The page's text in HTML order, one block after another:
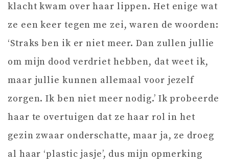
klacht kwam over haar lippen. Het enige wat
ze een keer tegen me zei, waren de woorden:
‘Straks ben ik er niet meer. Dan zullen jullie
om mijn dood verdriet hebben, dat weet ik,
maar jullie kunnen allemaal voor jezelf
zorgen. Ik ben niet meer nodig.’ Ik probeerde
haar te overtuigen dat ze haar rol in het
gezin zwaar onderschatte, maar ja, ze droeg
al haar ‘plastic jasje’, dus mijn opmerking